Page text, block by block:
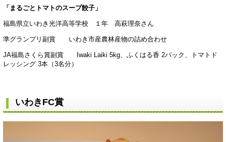
「まるごとトマトのスープ餃子」
福島県立いわき光洋高等学校 １年 高萩理奈さん
準グランプリ副賞 いわき市産農林産物の詰め合わせ
JA福島さくら賞副賞 Iwaki Laiki 5kg、ふくはる香 2パック、トマトド
レッシング 3本（3名分）
いわきFC賞